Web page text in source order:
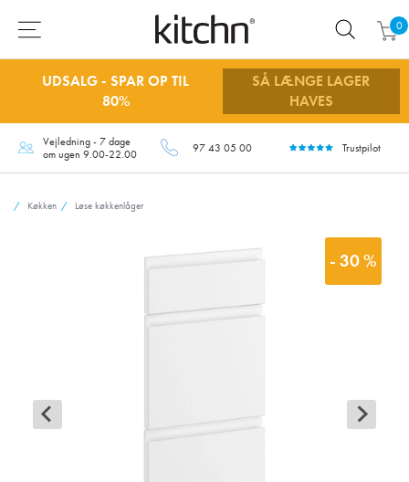
0
UDSALG - SPAR OP TIL
80%
SÅ LÆNGE LAGER
HAVES
Vejledning - 7 dage
om ugen 9.00-22.00
97 43 05 00 Trustpilot
Køkken Løse køkkenlåger
- 30 %